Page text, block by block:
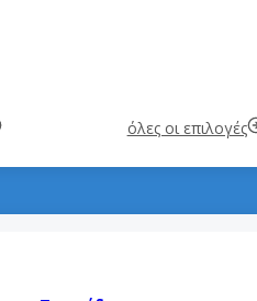
όλες οι επιλογές